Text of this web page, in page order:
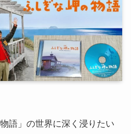
語」の世界に深く浸りたい